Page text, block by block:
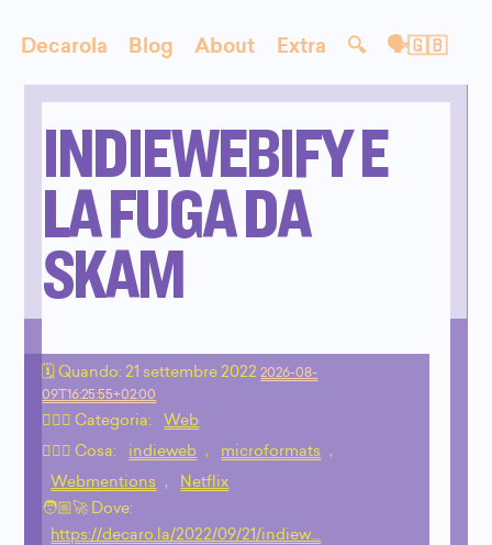
Decarola Blog About Extra 🔍 🗣🇬🇧
INDIEWEBIFY E
LA FUGA DA
SKAM
🗓 Quando:21 settembre 2022 2026-08-
09T16:25:55+02:00
🙇🏻‍♂️ Categoria:
Web
💁🏼‍♂️ Cosa:
indieweb , microformats
,
Webmentions
,
Netflix
🧑🏼‍🚀 Dove:
https://decaro.la/2022/09/21/indiew…